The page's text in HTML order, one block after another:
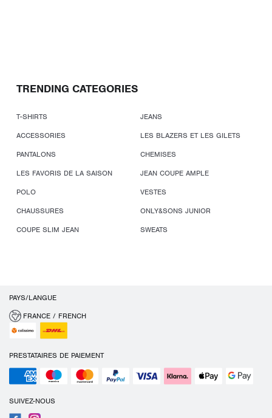
TRENDING CATEGORIES
T-SHIRTS
JEANS
ACCESSORIES
LES BLAZERS ET LES GILETS
PANTALONS
CHEMISES
LES FAVORIS DE LA SAISON
JEAN COUPE AMPLE
POLO
VESTES
CHAUSSURES
ONLY&SONS JUNIOR
COUPE SLIM JEAN
SWEATS
PAYS/LANGUE
FRANCE / FRENCH
PRESTATAIRES DE PAIEMENT
SUIVEZ-NOUS